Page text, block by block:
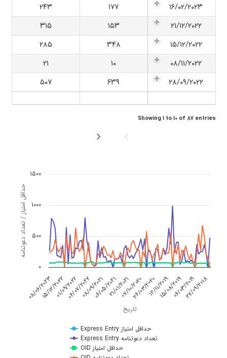
۱۶/۰۲/۲۰۲۳
۱۷۷
۲۴۳
۲۱/۱۲/۲۰۲۲
۱۵۳
۳۱۵
۱۵/۱۲/۲۰۲۲
۳۴۸
۲۸۵
۰۸/۱۱/۲۰۲۲
۱۰
۲۱
۲۸/۰۹/۲۰۲۲
۶۳۹ ۵۰۷
Showing 1 to 10 of 87 entries
Chart
The chart has 1 X axis displaying تاریخ.
The chart has 1 Y axis displaying حداقل امتیاز / تعداد دعوتنامه. Data ranges from 0 to 986.
تاریخ
حداقل امتیاز / تعداد دعوتنامه
Express Entry حداقل امتیاز
Express Entry تعداد دعوتنامه
OID حداقل امتیاز
08/06/2023 21/01/2021 27/09/2018
15/12/202201/09/2022
06/07/202208/09/202106/05/202107/10/202026/03/202012/11/2019
15/08/201906/03/2019
0
500
1000
1500